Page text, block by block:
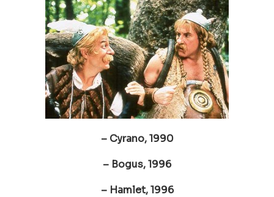
– Cyrano, 1990
– Bogus, 1996
– Hamlet, 1996